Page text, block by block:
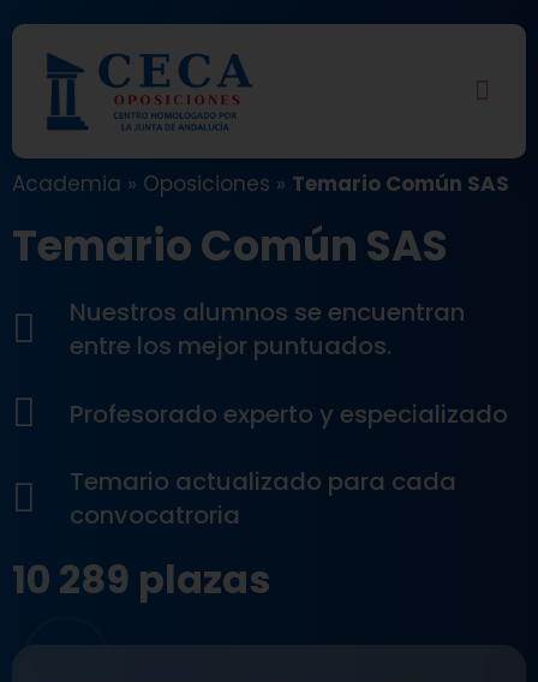
Academia » Oposiciones » Temario Común SAS
Temario Común SAS
Nuestros alumnos se encuentran
entre los mejor puntuados.
Profesorado experto y especializado
Temario actualizado para cada
convocatroria
10 289 plazas